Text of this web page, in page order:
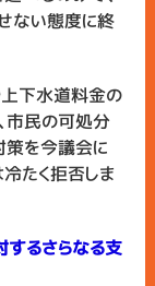
ない態度に終
下水道料金の
市民の可処分
を今議会に
たく拒否しま
するさらなる支